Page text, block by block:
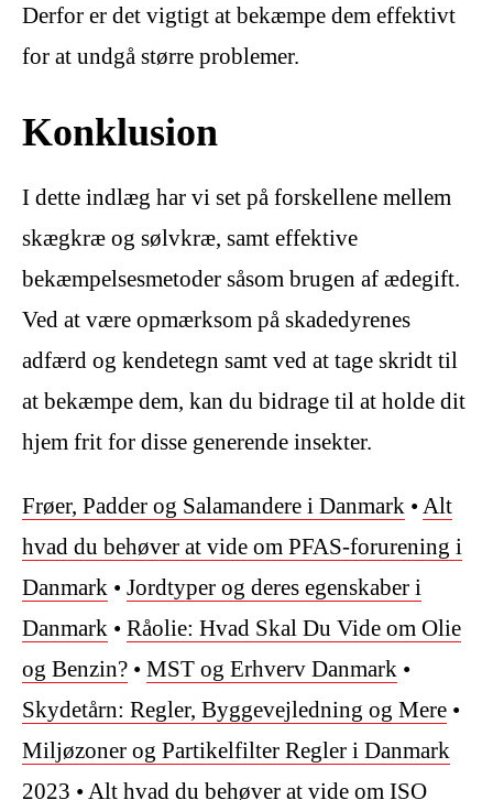
Derfor er det vigtigt at bekæmpe dem effektivt
for at undgå større problemer.
Konklusion
I dette indlæg har vi set på forskellene mellem
skægkræ og sølvkræ, samt effektive
bekæmpelsesmetoder såsom brugen af ædegift.
Ved at være opmærksom på skadedyrenes
adfærd og kendetegn samt ved at tage skridt til
at bekæmpe dem, kan du bidrage til at holde dit
hjem frit for disse generende insekter.
Frøer, Padder og Salamandere i Danmark •Alt
hvad du behøver at vide om PFAS-forurening i
Danmark • Jordtyper og deres egenskaber i
Danmark • Råolie: Hvad Skal Du Vide om Olie
og Benzin? • MST og Erhverv Danmark •
Skydetårn: Regler, Byggevejledning og Mere •
Miljøzoner og Partikelfilter Regler i Danmark
2023 •Alt hvad du behøver at vide om ISO